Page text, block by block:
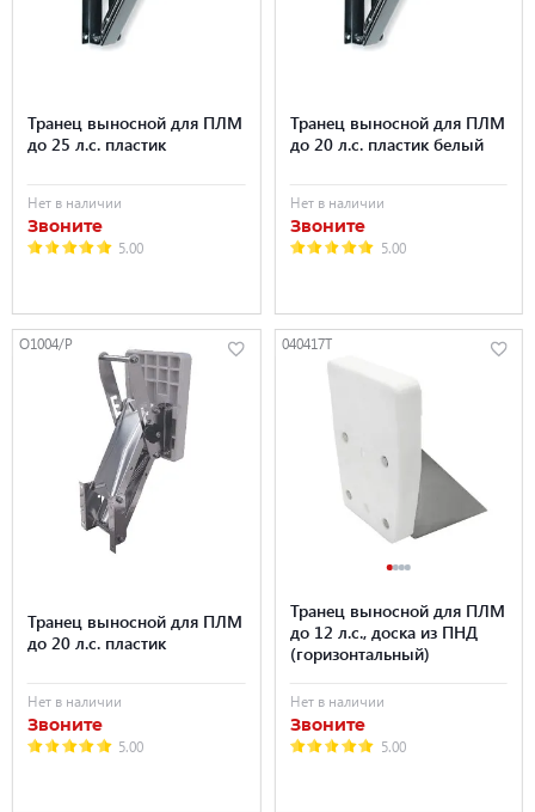
Транец выносной для ПЛМ
до 25 л.с. пластик
Нет в наличии
Звоните
5.00
Транец выносной для ПЛМ
до 20 л.с. пластик белый
Нет в наличии
Звоните
5.00
O1004/P
Транец выносной для ПЛМ
до 20 л.с. пластик
Нет в наличии
Звоните
5.00
040417T
Транец выносной для ПЛМ
до 12 л.с., доска из ПНД
(горизонтальный)
Нет в наличии
Звоните
5.00